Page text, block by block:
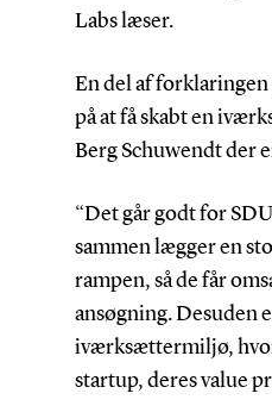
Labs læser.
En del af forklaringen
på at få skabt en
Berg Schuwendt der
“Det går godt for
sammen lægger en
rampen, så de får
ansøgning. Desuden
iværksættermiljø,
startup, deres value